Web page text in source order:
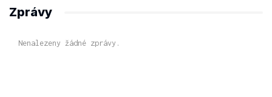
Zprávy
Nenalezeny žádné zprávy.